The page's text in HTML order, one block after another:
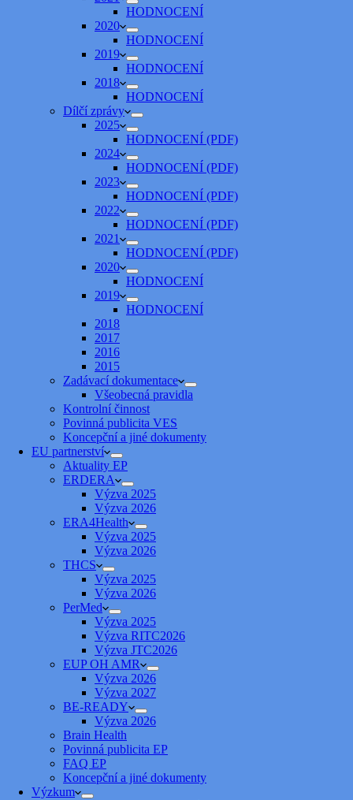
HODNOCENÍ
2020
HODNOCENÍ
2019
HODNOCENÍ
2018
HODNOCENÍ
Dílčí zprávy
2025
HODNOCENÍ (PDF)
2024
HODNOCENÍ (PDF)
2023
HODNOCENÍ (PDF)
2022
HODNOCENÍ (PDF)
2021
HODNOCENÍ (PDF)
2020
HODNOCENÍ
2019
HODNOCENÍ
2018
2017
2016
2015
Zadávací dokumentace
Všeobecná pravidla
Kontrolní činnost
Povinná publicita VES
Koncepční a jiné dokumenty
EU partnerství
Aktuality EP
ERDERA
Výzva 2025
Výzva 2026
ERA4Health
Výzva 2025
Výzva 2026
THCS
Výzva 2025
Výzva 2026
PerMed
Výzva 2025
Výzva RITC2026
Výzva JTC2026
EUP OH AMR
Výzva 2026
Výzva 2027
BE-READY
Výzva 2026
Brain Health
Povinná publicita EP
FAQ EP
Koncepční a jiné dokumenty
Výzkum